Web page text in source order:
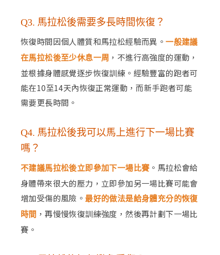
Q3. 馬拉松後需要多長時間恢復？
恢復時間因個人體質和馬拉松經驗而異。一般建議
在馬拉松後至少休息一周 ，不進行高強度的運動，
並根據身體感覺逐步恢復訓練。經驗豐富的跑者可
能在10至14天內恢復正常運動，而新手跑者可能
需要更長時間。
Q4. 馬拉松後我可以馬上進行下一場比賽
嗎？
不建議馬拉松後立即參加下一場比賽 。馬拉松會給
身體帶來很大的壓力，立即參加另一場比賽可能會
增加受傷的風險。最好的做法是給身體充分的恢復
時間 ，再慢慢恢復訓練強度，然後再計劃下一場比
賽。